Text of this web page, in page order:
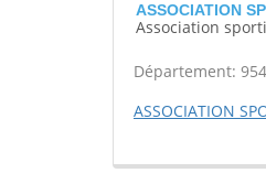
ASSOCIATION
Association
Département:
ASSOCIATION